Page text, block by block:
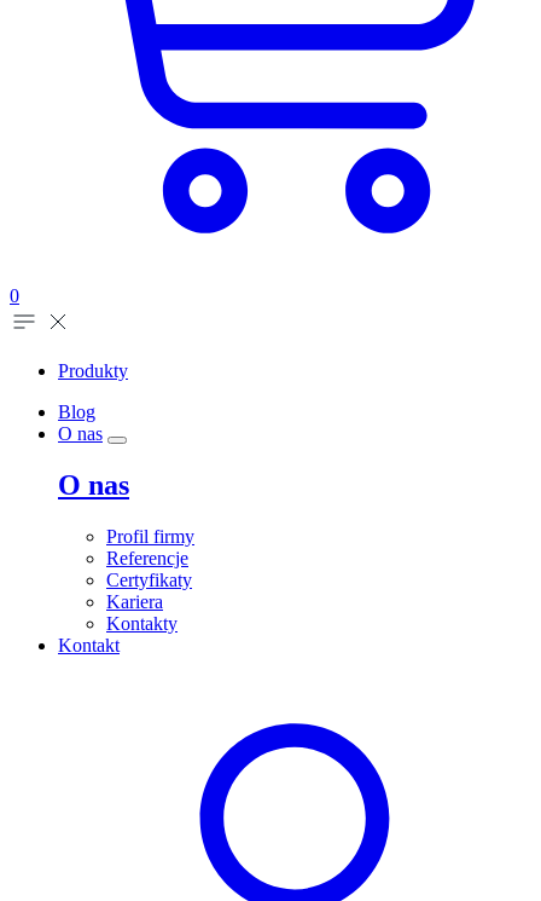
0
Produkty
Blog
O nas
O nas
Profil firmy
Referencje
Certyfikaty
Kariera
Kontakty
Kontakt